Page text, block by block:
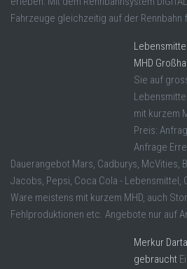
Fahrzeuge gleichzeitig auf der Rennbahn
MHD
Sie auf
mit kurzem
Preis:
Anfrage
Dauerangebot Mars, Cadburys, McVities,
Jacobs, Pepsi, Coca Cola - Lebensmittel,
Ware meistens mit kurzem MHD, auch
Fehlproduktionen etc. Angebote nur auf
Merkur
gebraucht